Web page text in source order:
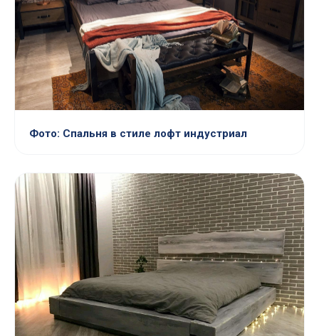
Фото: Спальня в стиле лофт индустриал